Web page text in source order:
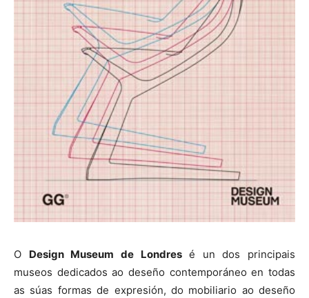
O Design Museum de Londresé un dos principais
museos dedicados ao deseño contemporáneo en todas
as súas formas de expresión, do mobiliario ao deseño